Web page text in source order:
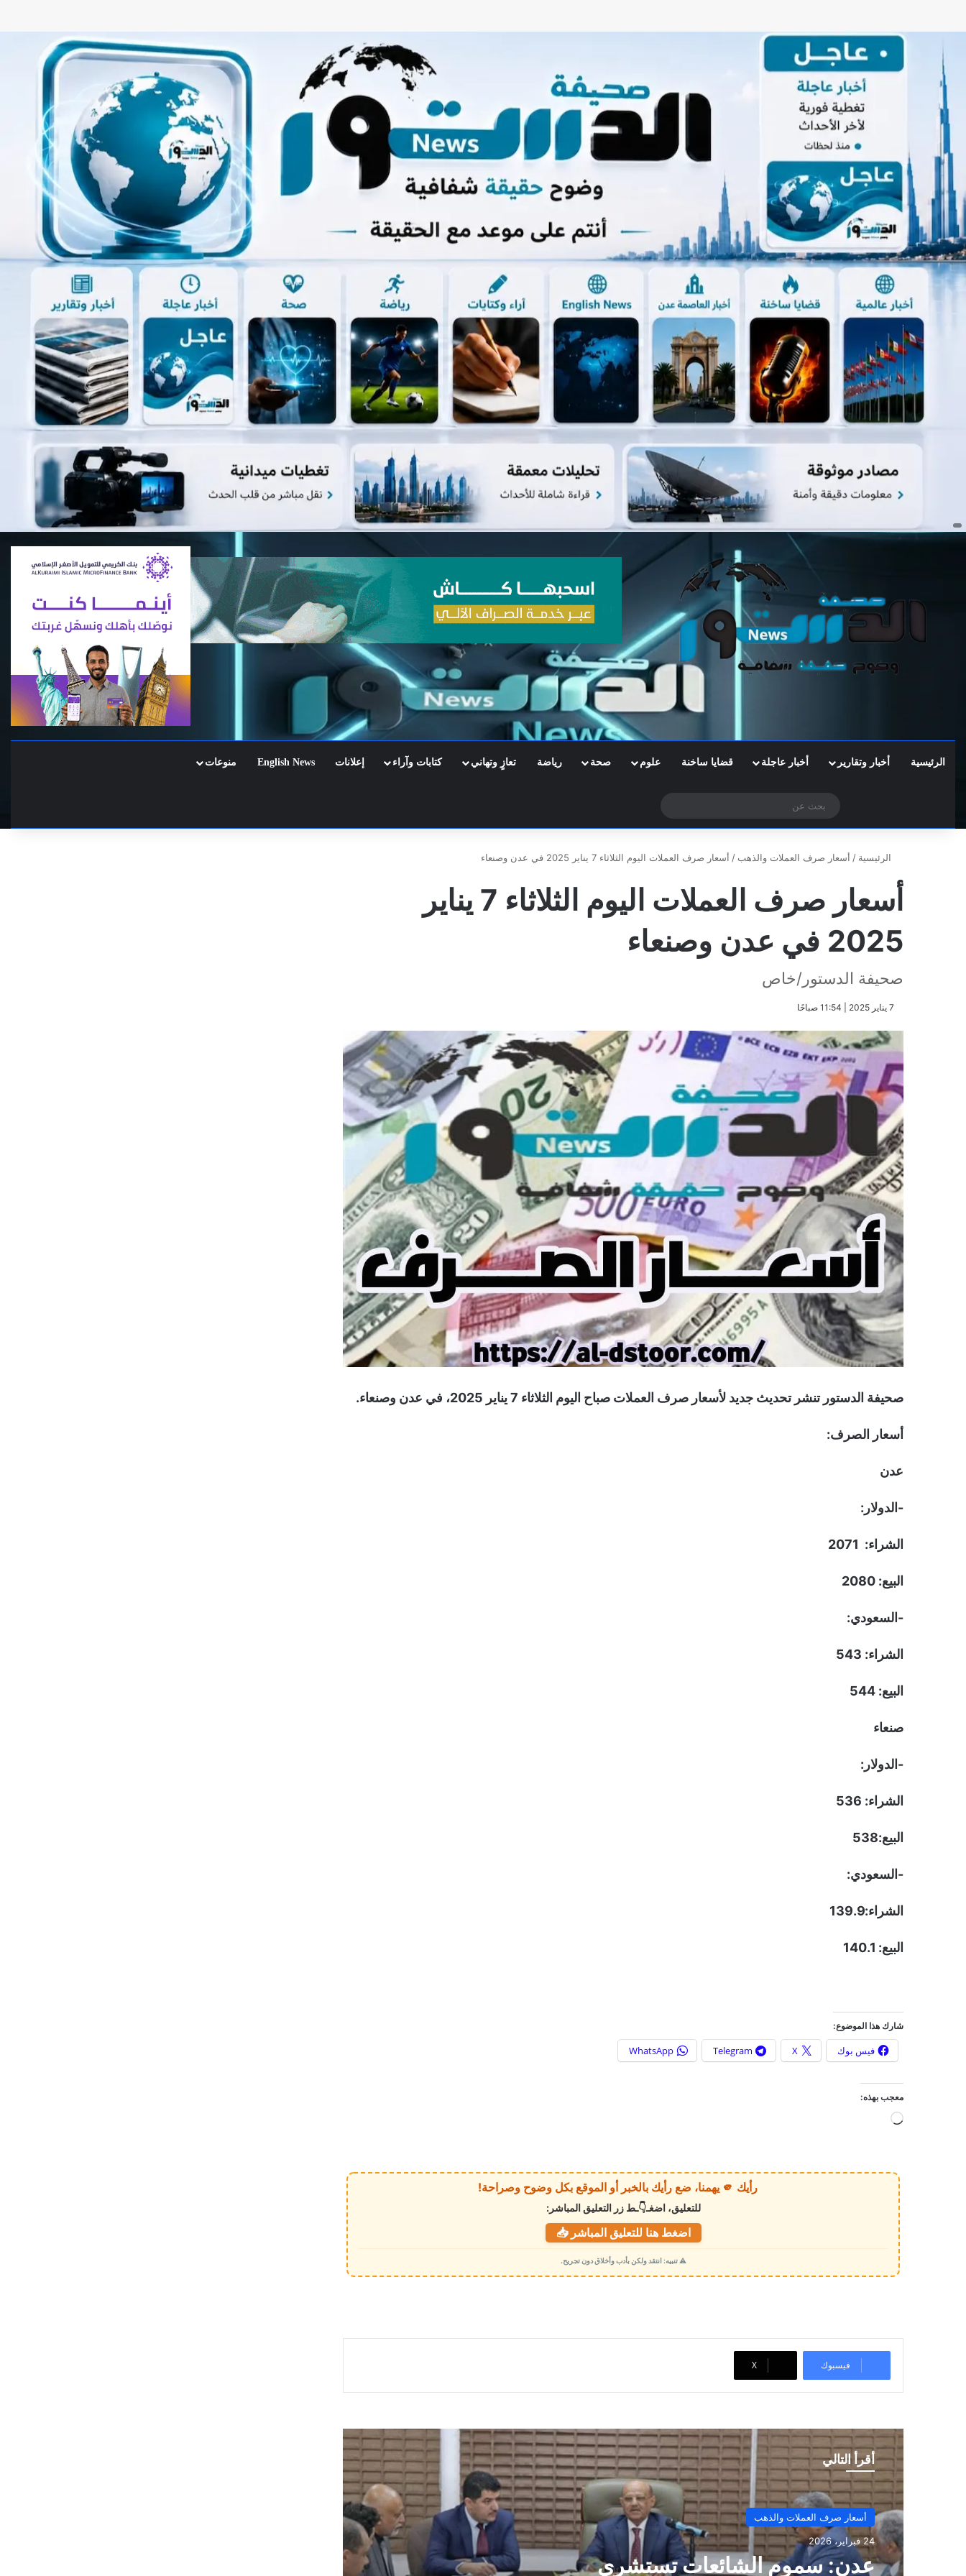
الرئيسية أخبار وتقارير أخبار عاجلة قضايا ساخنة علوم صحة رياضة تعازٍ وتهاني كتابات وآراء إعلانات English News منوعات
الوضع المظلم
عن
الرئيسية / أسعار صرف العملات والذهب / أسعار صرف العملات اليوم الثلاثاء 7 يناير 2025 في عدن وصنعاء
أسعار صرف العملات اليوم الثلاثاء 7 يناير
2025 في عدن وصنعاء
صحيفة الدستور/خاص
​7 يناير 2025 | 11:54 صباحًا
صحيفة الدستور تنشر تحديث جديد لأسعار صرف العملات صباح اليوم الثلاثاء 7 يناير 2025، في عدن وصنعاء.
أسعار الصرف:
عدن
-الدولار:
الشراء: 2071
البيع: 2080
-السعودي:
الشراء: 543
البيع: 544
صنعاء
-الدولار:
الشراء: 536
البيع:538
-السعودي:
الشراء:139.9
البيع: 140.1
شارك هذا الموضوع:
فيس بوك X
Telegram
WhatsApp
معجب بهذه:
ي
ح
رأيك 🫵 يهمنا، ضع رأيك بالخبر أو الموقع بكل وضوح وصراحة!
للتعليق، اضغـ👇ـط زر التعليق المباشر:
اضغط هنا للتعليق المباشر 📥
⚠️ تنبيه: انتقد ولكن بأدب وأخلاق دون تجريح.
فيسبوك ‫X
أقرأ التالي
أسعار صرف العملات والذهب
24 فبراير، 2026
​عدن: سموم الشائعات تستشري
​عدن: سموم الشائعات تستشري في سوق
أسعار صرف العملات الأجنبية صباح اليوم
إجراءات مصرفية حديثة لتنظيم الريال
السعودي
فخ الصرافين يعود من جديد .. تفاصيل لعبة
خطيرة تهدد مدخرات المواطنين